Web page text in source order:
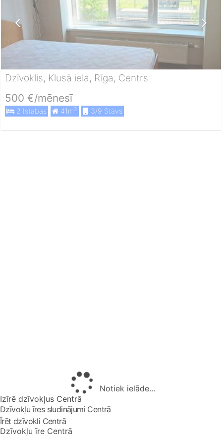
Dzīvoklis, Klusā iela, Rīga, Centrs
500 €/mēnesī
2 Istabas 41m2 3/9 Stāvs
Notiek ielāde...
Izīrē dzīvokļus Centrā
Dzīvokļu īres sludinājumi Centrā
Īrēt dzīvokli Centrā
Dzīvokļu īre Centrā